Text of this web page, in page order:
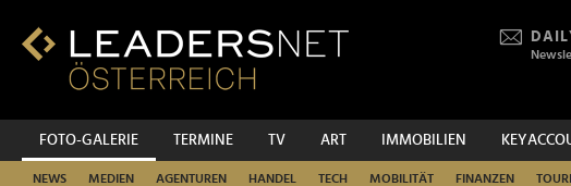
Inhalt
Fußzeilen-
Hauptnavigation
FOTO-GALERIE TERMINE TV ART IMMOBILIEN
NEWS MEDIEN AGENTUREN HANDEL TECH MOBILITÄT FINANZEN